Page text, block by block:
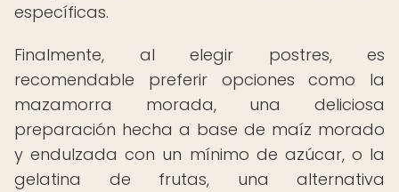
específicas.
Finalmente, al elegir postres, es
recomendable preferir opciones como la
mazamorra morada, una deliciosa
preparación hecha a base de maíz morado
y endulzada con un mínimo de azúcar, o la
gelatina de frutas, una alternativa